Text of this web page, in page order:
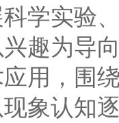
学实验
趣为导
用，围
象认知